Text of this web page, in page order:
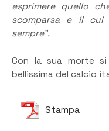
esprimere quello
scomparsa e il cui
sempre”.
Con la sua morte
bellissima del calcio
Stampa